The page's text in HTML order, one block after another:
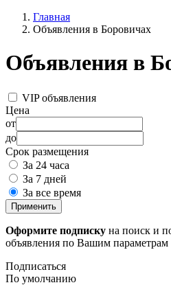
Главная
Объявления в Боровичах
Объявления в
VIP объявления
Цена
от
до
Срок размещения
За 24 часа
За 7 дней
За все время
Применить
Оформите подписку на поиск и
объявления по Вашим параметрам
Подписаться
По умолчанию